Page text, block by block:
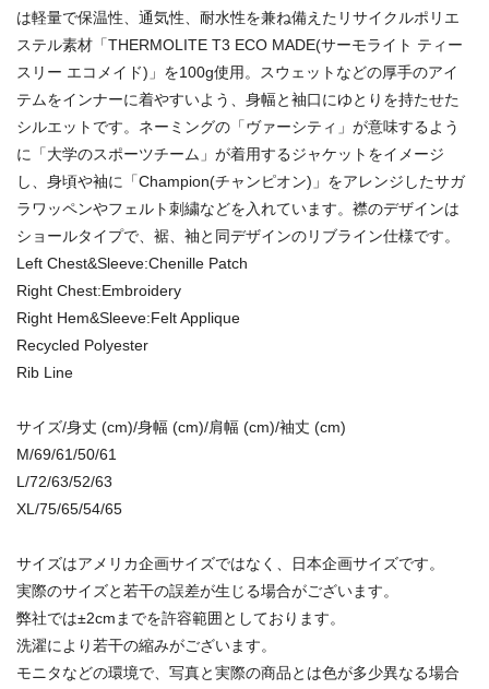
は軽量で保温性、通気性、耐水性を兼ね備えたリサイクルポリエ
ステル素材「THERMOLITE T3 ECO MADE(サーモライト ティー
スリー エコメイド)」を100g使用。スウェットなどの厚手のアイ
テムをインナーに着やすいよう、身幅と袖口にゆとりを持たせた
シルエットです。ネーミングの「ヴァーシティ」が意味するよう
に「大学のスポーツチーム」が着用するジャケットをイメージ
し、身頃や袖に「Champion(チャンピオン)」をアレンジしたサガ
ラワッペンやフェルト刺繍などを入れています。襟のデザインは
ショールタイプで、裾、袖と同デザインのリブライン仕様です。
Left Chest&Sleeve:Chenille Patch
Right Chest:Embroidery
Right Hem&Sleeve:Felt Applique
Recycled Polyester
Rib Line
サイズ/身丈 (cm)/身幅 (cm)/肩幅 (cm)/袖丈 (cm)
M/69/61/50/61
L/72/63/52/63
XL/75/65/54/65
サイズはアメリカ企画サイズではなく、日本企画サイズです。
実際のサイズと若干の誤差が生じる場合がございます。
弊社では±2cmまでを許容範囲としております。
洗濯により若干の縮みがございます。
モニタなどの環境で、写真と実際の商品とは色が多少異なる場合